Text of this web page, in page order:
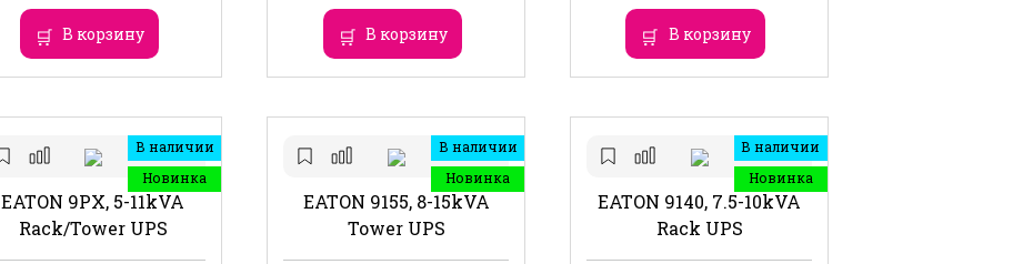
В корзину В корзину В корзину
В наличии
Новинка
EATON 9PX, 5-11kVA
Rack/Tower UPS
В наличии
Новинка
EATON 9155, 8-15kVA
Tower UPS
В наличии
Новинка
EATON 9140, 7.5-10kVA
Rack UPS